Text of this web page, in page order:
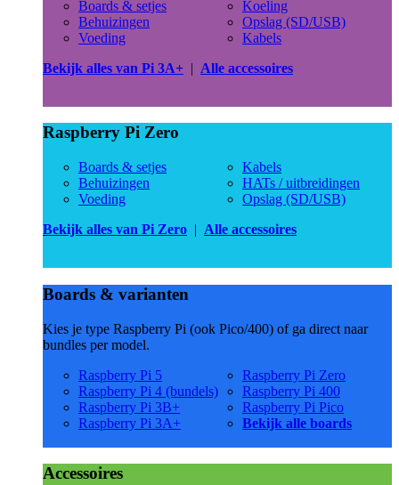
Boards & setjes
Behuizingen
Voeding
Koeling
Opslag (SD/USB)
Kabels
Bekijk alles van Pi 3A+ | Alle accessoires
Raspberry Pi Zero
Boards & setjes
Behuizingen
Voeding
Kabels
HATs / uitbreidingen
Opslag (SD/USB)
Bekijk alles van Pi Zero | Alle accessoires
Boards & varianten
Kies je type Raspberry Pi (ook Pico/400) of ga direct naar
bundles per model.
Raspberry Pi 5
Raspberry Pi 4 (bundels)
Raspberry Pi 3B+
Raspberry Pi 3A+
Raspberry Pi Zero
Raspberry Pi 400
Raspberry Pi Pico
Bekijk alle boards
Accessoires